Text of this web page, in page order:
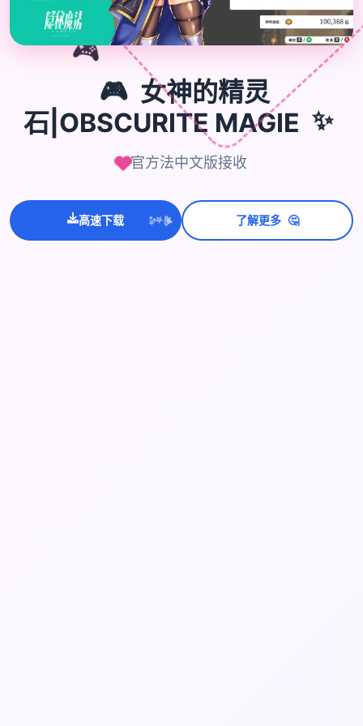
🎮
🎮 女神的精灵
石|OBSCURITE MAGIE ✨
官方法中文版接收
高速下载 ✨
⭐💫 了解更多 🤔